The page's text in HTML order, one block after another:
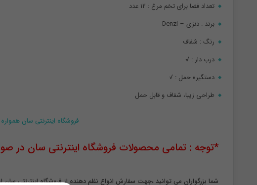
تعداد فضا برای تخم مرغ : 12 عدد
برند : دنزی – Denzi
رنگ : شفاف
درب دار : √
دستگیره حمل : √
طراحی زیبا، شفاف و قابل حمل
فروشگاه اینترنتی سان
*توجه : تمامی محصولات فروشگاه اینترنتی سان در
شما بزرگواران می توانید ،جهت سفارش انواع نظم دهنده از فروشگاه اینترنتی سان